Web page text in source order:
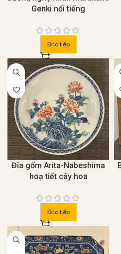
1.300 đến 1.400°C
Đặc điểm: Hầu như không
*Để phân biệt, ta dùng đũa
vào sản phẩm.
Các sản phẩm bằng sứ sẽ
dài hơn. Hoặc bạn có thể kiểm
phẩm.
Đồ gốm được làm từ nguyên
nên thường có độ xốp cao
nên phải tráng men toàn bộ
lớp men tráng sẽ không kín.
Genki nổi tiếng
Đọc tiếp
Đĩa gốm Arita-Nabeshima
hoạ tiết cây hoa
Đọc tiếp